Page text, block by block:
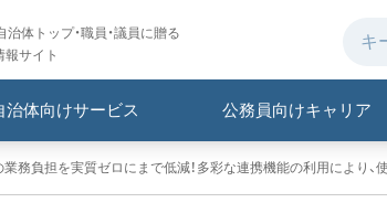
体トップ・職員・議員に贈る
報サイト
治体向けサービス 公務員向けキャリア
業務負担を実質ゼロにまで低減！多彩な連携機能の利用により、